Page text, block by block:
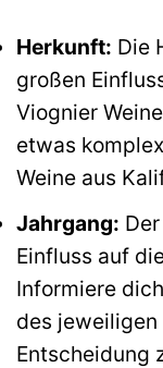
Herkunft: Die
großen
Viognier
etwas
Weine aus
Jahrgang:
Einfluss auf
Informiere
des
Entscheidung